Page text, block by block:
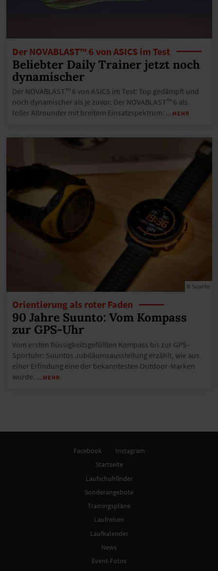
Der NOVABLAST™ 6 von ASICS im Test
Beliebter Daily Trainer jetzt noch
dynamischer
Der NOVABLAST™ 6 von ASICS im Test: Top gedämpft und
noch dynamischer als je zuvor. Der NOVABLAST™ 6 als
toller Allrounder mit breitem Einsatzspektrum. …MEHR
© Suunto
Orientierung als roter Faden
90 Jahre Suunto: Vom Kompass
zur GPS-Uhr
Vom ersten flüssigkeitsgefüllten Kompass bis zur GPS-
Sportuhr: Suuntos Jubiläumsausstellung erzählt, wie aus
einer Erfindung eine der bekanntesten Outdoor-Marken
wurde. …MEHR
Facebook
Instagram
Startseite
Laufschuhfinder
Sonderangebote
Trainingspläne
Laufreisen
Laufkalender
News
Event-Fotos